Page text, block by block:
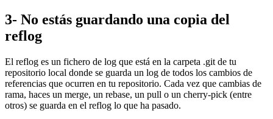
3- No estás guardando una copia del
reflog
El reflog es un fichero de log que está en la carpeta .git de tu
repositorio local donde se guarda un log de todos los cambios de
referencias que ocurren en tu repositorio. Cada vez que cambias de
rama, haces un merge, un rebase, un pull o un cherry-pick (entre
otros) se guarda en el reflog lo que ha pasado.